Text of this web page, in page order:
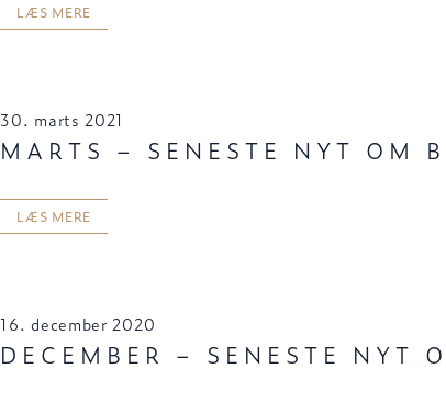
LÆS MERE
30. marts 2021
MARTS – SENESTE NYT OM
LÆS MERE
16. december 2020
DECEMBER – SENESTE NYT